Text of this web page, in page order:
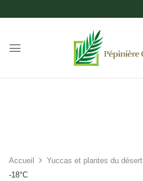
Accueil Yuccas et plantes du désert
-18°C